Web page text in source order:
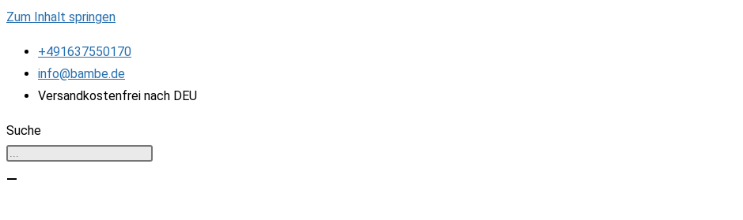
Zum Inhalt springen
+491637550170
info@bambe.de
Versandkostenfrei nach DEU
Suche